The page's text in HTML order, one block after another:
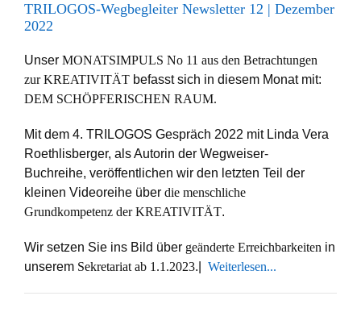
TRILOGOS-Wegbegleiter Newsletter 12 | Dezember
2022
Unser MONATSIMPULS No 11 aus den Betrachtungen
zur KREATIVITÄT befasst sich in diesem Monat mit:
DEM SCHÖPFERISCHEN RAUM.
Mit dem 4. TRILOGOS Gespräch 2022 mit Linda Vera
Roethlisberger, als Autorin der Wegweiser-
Buchreihe, veröffentlichen wir den letzten Teil der
kleinen Videoreihe über die menschliche
Grundkompetenz der KREATIVITÄT.
Wir setzen Sie ins Bild über geänderte Erreichbarkeiten in
unserem Sekretariat ab 1.1.2023.| Weiterlesen...